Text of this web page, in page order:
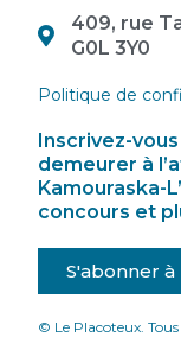
409, rue
G0L 3Y0
Politique de
Inscrivez-
demeurer à
Kamouraska-
concours et
S'abonner
© Le Placoteux.